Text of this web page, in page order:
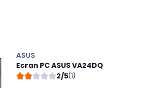
ASUS
Ecran PC ASUS VA24DQ
2/5(1)